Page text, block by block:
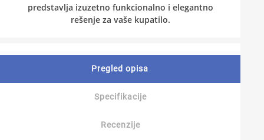
predstavlja izuzetno funkcionalno i elegantno
rešenje za vaše kupatilo.
Pregled opisa
Specifikacije
Recenzije